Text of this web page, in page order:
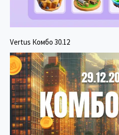
Vertus Комбо 30.12